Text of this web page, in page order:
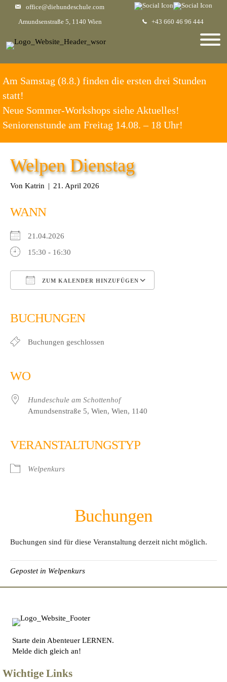
office@diehundeschule.com
+43 660 46 96 444
Amundsenstraße 5, 1140 Wien
Am Samstag (8.8.) finden die ersten drei Stunden
statt!
Neue Sommer-Workshops siehe Aktuelles!
Seniorenstunde am Freitag 14.08. – 18 Uhr!
Welpen Dienstag
Von Katrin | 21. April 2026
WANN
21.04.2026
15:30 - 16:30
ZUM KALENDER HINZUFÜGEN
BUCHUNGEN
Buchungen geschlossen
WO
Hundeschule am Schottenhof
Amundsenstraße 5, Wien, Wien, 1140
VERANSTALTUNGSTYP
Welpenkurs
Buchungen
Buchungen sind für diese Veranstaltung derzeit nicht möglich.
Gepostet in Welpenkurs
Starte dein Abenteuer LERNEN.
Melde dich gleich an!
Wichtige Links